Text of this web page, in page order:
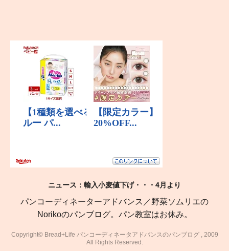
ニュース：輸入小麦値下げ・・・4月より
パンコーディネーターアドバンス／野菜ソムリエの
Norikoのパンブログ。パン教室はお休み。
Copyright© Bread+Life パンコーディネータアドバンスのパンブログ , 2009
All Rights Reserved.